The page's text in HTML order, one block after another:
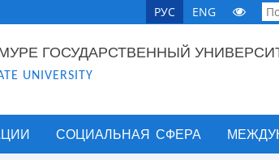
РУС ENG
ГОСУДАРСТВЕННЫЙ
UNIVERSITY
СОЦИАЛЬНАЯ СФЕРА